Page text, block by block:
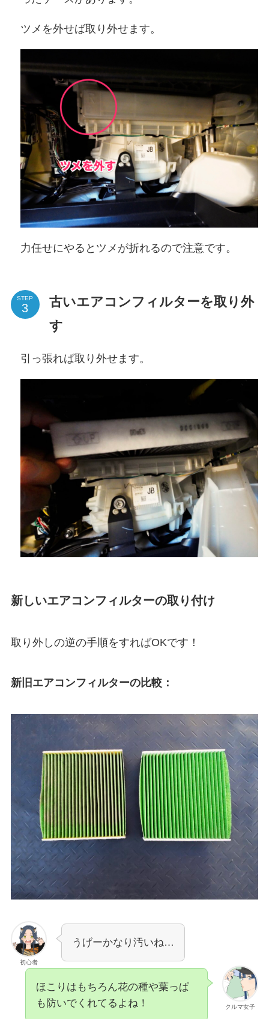
ツメを外せば取り外せます。
力任せにやるとツメが折れるので注意です。
STEP
古いエアコンフィルターを取り外
す
引っ張れば取り外せます。
新しいエアコンフィルターの取り付け
取り外しの逆の手順をすればOKです！
新旧エアコンフィルターの比較：
初心者
うげーかなり汚いね…
クルマ女子
ほこりはもちろん花の種や葉っぱ
も防いでくれてるよね！